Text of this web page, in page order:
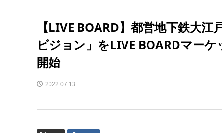
【LIVE BOARD】都営地下鉄大
ビジョン」をLIVE BOARDマー
開始
2022.07.13